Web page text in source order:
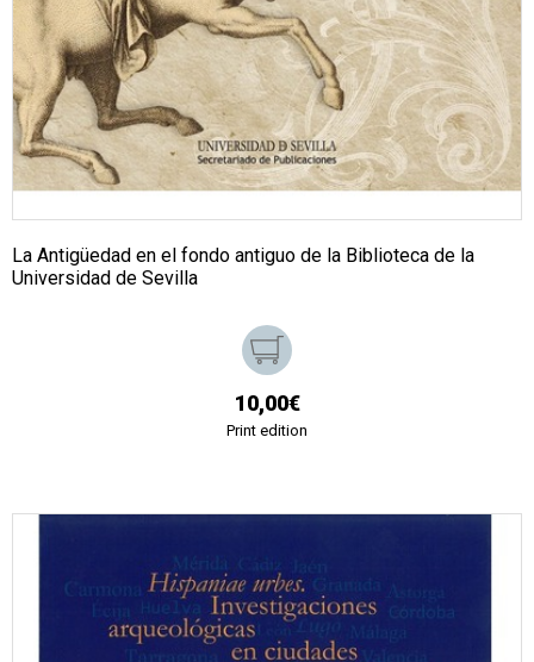
La Antigüedad en el fondo antiguo de la Biblioteca de la
Universidad de Sevilla
10,00€
Print edition